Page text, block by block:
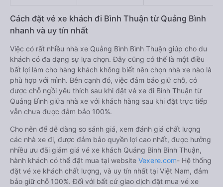
Cách đặt vé xe khách đi Bình Thuận từ Quảng Bình
nhanh và uy tín nhất
Việc có rất nhiều nhà xe Quảng Bình Bình Thuận giúp cho du
khách có đa dạng sự lựa chọn. Đây cũng có thể là một điều
bất lợi làm cho hàng khách không biết nên chọn nhà xe nào là
phù hợp với mình. Bên cạnh đó, việc đảm bảo giữ chỗ, có
được chỗ ngồi yêu thích sau khi đặt vé xe đi Bình Thuận từ
Quảng Bình giữa nhà xe với khách hàng sau khi đặt trực tiếp
vẫn chưa được đảm bảo 100%.
Cho nên để dễ dàng so sánh giá, xem đánh giá chất lượng
các nhà xe đi, được đảm bảo quyền lợi cao nhất, được hưởng
nhiều ưu đãi giảm giá vé xe khách Quảng Bình Bình Thuận,
hành khách có thể đặt mua tại website Vexere.com- Hệ thống
đặt vé xe khách chất lượng, và uy tín nhất tại Việt Nam, đảm
bảo giữ chỗ 100%. Đối với bất cứ giao dịch đặt mua vé xe